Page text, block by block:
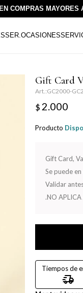
COMPRAS MAYORES
OCASIONES
Gift Card
GC2000-
$ 2.000
Producto
Gift Card,
Se puede
Validar
.NO APLICA
Tiempos de
delivery_truck_speed